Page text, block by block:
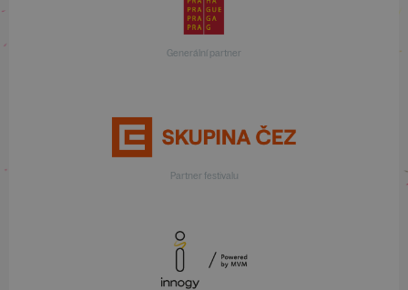
Generální partner
Partner festivalu